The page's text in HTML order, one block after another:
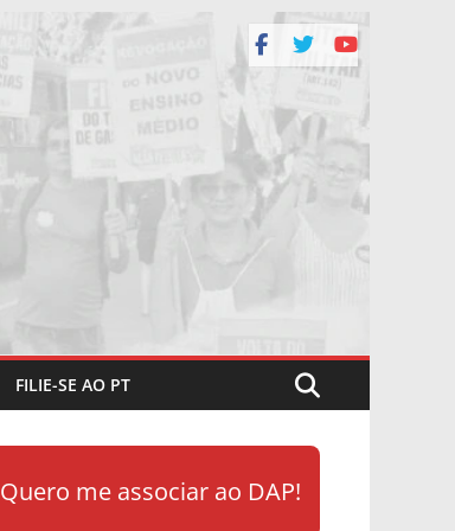
FILIE-SE AO PT
Quero me associar ao DAP!